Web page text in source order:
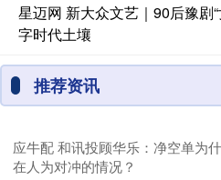
星迈网 新大众文艺｜90后豫剧
字时代土壤
推荐资讯
应牛配 和讯投顾华乐：净空单为
在人为对冲的情况？